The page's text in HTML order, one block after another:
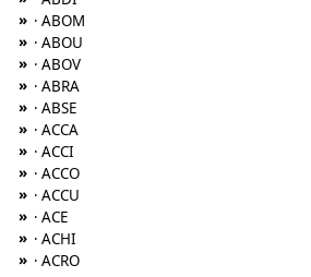
» · ABOM
» · ABOU
» · ABOV
» · ABRA
» · ABSE
» · ACCA
» · ACCI
» · ACCO
» · ACCU
» · ACE
» · ACHI
» · ACRO